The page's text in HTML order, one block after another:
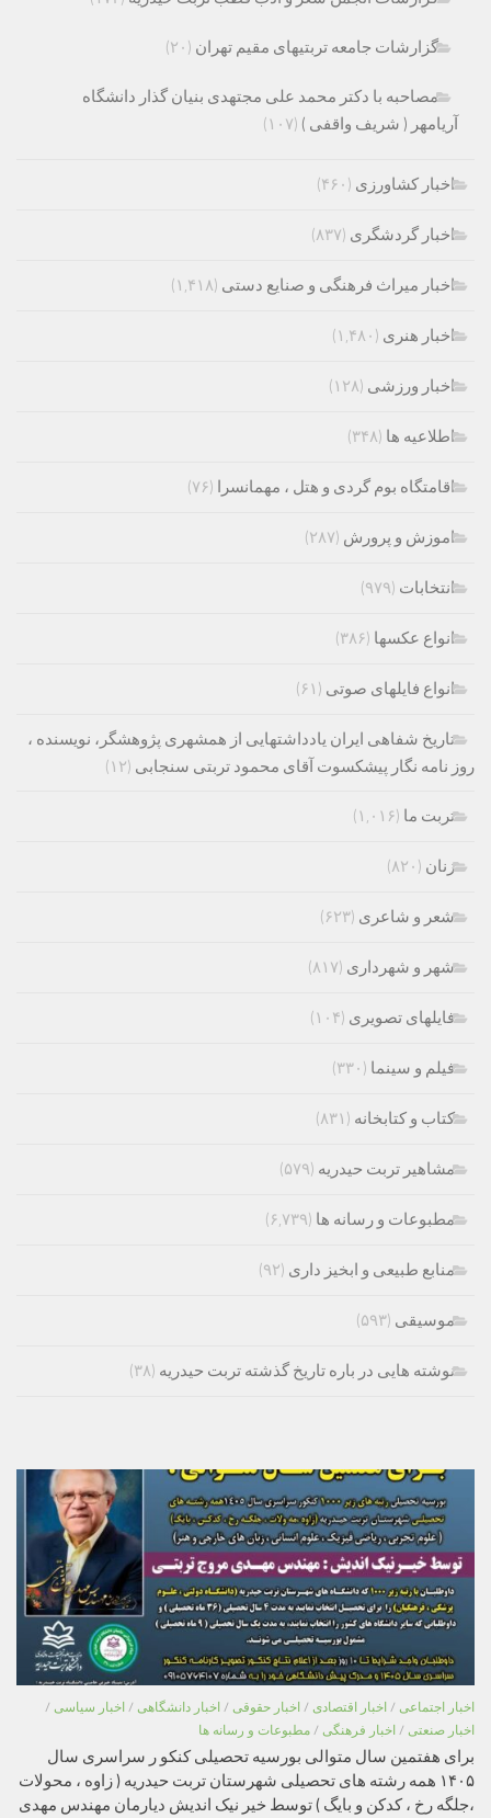
گزارشات جامعه تربتیهای مقیم تهران (۲۰)
مصاحبه با دکتر محمد علی مجتهدی بنیان گذار دانشگاه
آریامهر ( شریف واقفی ) (۱۰۷)
اخبار کشاورزی (۴۶۰)
اخبار گردشگری (۸۳۷)
اخبار میراث فرهنگی و صنایع دستی (۱,۴۱۸)
اخبار هنری (۱,۴۸۰)
اخبار ورزشی (۱۲۸)
اطلاعیه ها (۳۴۸)
اقامتگاه بوم گردی و هتل ، مهمانسرا (۷۶)
اموزش و پرورش (۲۸۷)
انتخابات (۹۷۹)
انواع عکسها (۳۸۶)
انواع فایلهای صوتی (۶۱)
تاریخ شفاهی ایران یادداشتهایی از همشهری پژوهشگر، نویسنده ،
روز نامه نگار پیشکسوت آقای محمود تربتی سنجابی (۱۲)
تربت ما (۱,۰۱۶)
زنان (۸۲۰)
شعر و شاعری (۶۲۳)
شهر و شهرداری (۸۱۷)
فایلهای تصویری (۱۰۴)
فیلم و سینما (۳۳۰)
کتاب و کتابخانه (۸۳۱)
مشاهیر تربت حیدریه (۵۷۹)
مطبوعات و رسانه ها (۶,۷۳۹)
منابع طبیعی و ابخیز داری (۹۲)
موسیقی (۵۹۳)
نوشته هایی در باره تاریخ گذشته تربت حیدریه (۳۸)
اخبار اجتماعی / اخبار اقتصادی / اخبار حقوقی / اخبار دانشگاهی / اخبار سیاسی /
اخبار صنعتی / اخبار فرهنگی / مطبوعات و رسانه ها
برای هفتمین سال متوالی بورسیه تحصیلی کنکو ر سراسری سال
۱۴۰۵ همه رشته های تحصیلی شهرستان تربت حیدریه ( زاوه ، محولات
،جلگه رخ ، کدکن و بایگ ) توسط خیر نیک اندیش دیارمان مهندس مهدی